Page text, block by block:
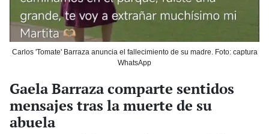
Carlos 'Tomate' Barraza anuncia el fallecimiento de su madre. Foto: captura
WhatsApp
Gaela Barraza comparte sentidos
mensajes tras la muerte de su
abuela